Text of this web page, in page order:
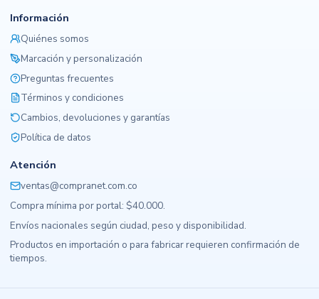
Información
Quiénes somos
Marcación y personalización
Preguntas frecuentes
Términos y condiciones
Cambios, devoluciones y garantías
Política de datos
Atención
ventas@compranet.com.co
Compra mínima por portal: $40.000.
Envíos nacionales según ciudad, peso y disponibilidad.
Productos en importación o para fabricar requieren confirmación de
tiempos.